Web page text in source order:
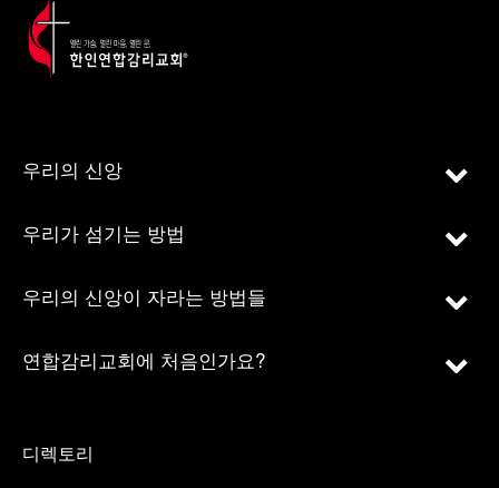
우리의 신앙
우리가 섬기는 방법
우리의 신앙이 자라는 방법들
연합감리교회에 처음인가요?
디렉토리